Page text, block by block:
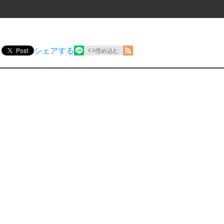
Post シェアする 埋め込む